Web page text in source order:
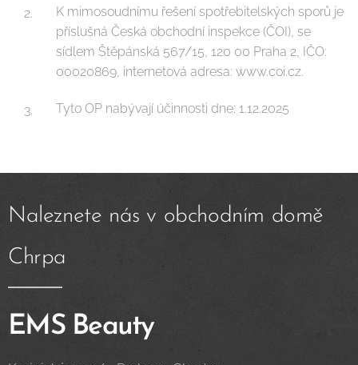
K mimosoudnímu řešení spotřebitelských sporů je
příslušná Česká obchodní inspekce (ČOI), se
sídlem Štěpánská 567/15, 120 00 Praha 2, IČO:
00020869, internetová adresa: www.coi.cz.
Tyto OP nabývají účinnosti dne: 1.12.2025
Naleznete nás v obchodním domě
Chrpa
EMS Beauty